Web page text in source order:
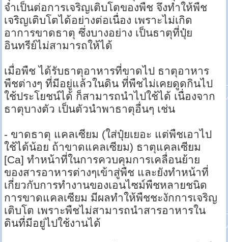
จำเป็นต่อการเจริญเติบโตของพืช จึงทำให้พืช
เจริญเติบโตได้อย่างต่อเนื่อง เพราะไม่เกิด
อาการขาดธาตุ ซึ่งบางอย่าง เป็นธาตุที่ปุ๋ย
อินทรีย์ไม่สามารถให้ได้
เมื่อพืช ได้รับธาตุอาหารที่ขาดไป ธาตุอาหาร
พืชต่างๆ ที่มีอยู่แล้วในดิน ที่พืชไม่เคยดูดกินไป
ใช้ประโยชน์ได้ ก็สามารถนำไปใช้ได้ เนื่องจาก
ธาตุบางตัว เป็นตัวนำพาธาตุอื่นๆ เช่น
- ขาดธาตุ แคลเซียม (ใส่ปุ๋ยเยอะ แต่พืชเอาไป
ใช้ได้น้อย ถ้าขาดแคลเซียม) ธาตุแคลเซียม
[Ca] ทำหน้าที่ในการควบคุมการเคลื่อนย้าย
ของสารอาหารต่างๆเข้าสู่พืช และยังทำหน้าที่
เกี่ยวกับการทำงานของเอนไซม์พืชหลายชนิด
การขาดแคลเซียม มีผลทำให้พืชชะงักการเจริญ
เติบโต เพราะพืชไม่สามารถนำสารอาหารใน
ดินที่มีอยู่ไปใช้งานได้